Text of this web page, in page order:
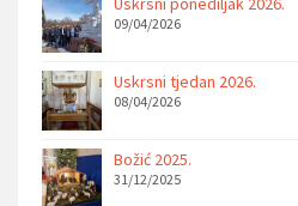
09/04/2026
Uskrsni tjedan 2026.
08/04/2026
Božić 2025.
31/12/2025